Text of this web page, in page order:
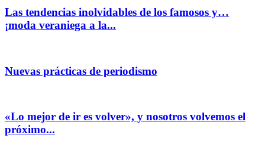
Las tendencias inolvidables de los famosos y…
¡moda veraniega a la...
Nuevas prácticas de periodismo
«Lo mejor de ir es volver», y nosotros volvemos el
próximo...